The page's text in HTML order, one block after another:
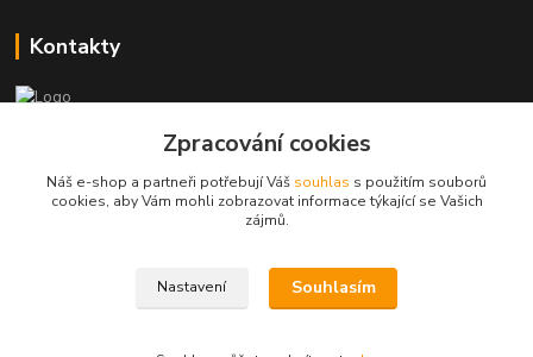
Kontakty
rodinny.bazarek@seznam.cz
Zpracování cookies
Náš e-shop a partneři potřebují Váš souhlas s použitím souborů
cookies, aby Vám mohli zobrazovat informace týkající se Vašich
zájmů.
Nastavení Souhlasím